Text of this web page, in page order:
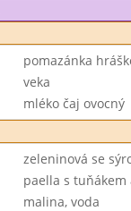
pomazánka
veka
mléko čaj ovocný
zeleninová se
paella s
malina, voda